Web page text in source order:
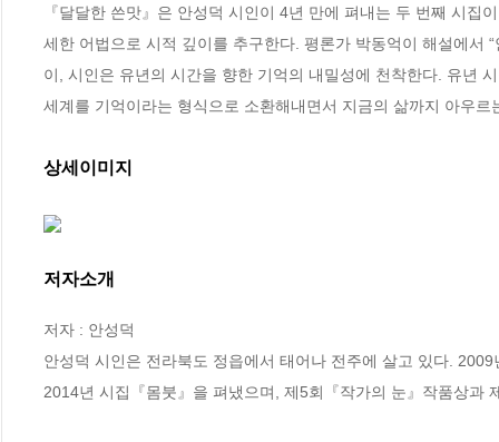
『달달한 쓴맛』은 안성덕 시인이 4년 만에 펴내는 두 번째 시
세한 어법으로 시적 깊이를 추구한다. 평론가 박동억이 해설에서
이, 시인은 유년의 시간을 향한 기억의 내밀성에 천착한다. 유년
세계를 기억이라는 형식으로 소환해내면서 지금의 삶까지 아우
상세이미지
저자소개
저자 : 안성덕
안성덕 시인은 전라북도 정읍에서 태어나 전주에 살고 있다.
2014년 시집『몸붓』을 펴냈으며, 제5회『작가의 눈』작품상과